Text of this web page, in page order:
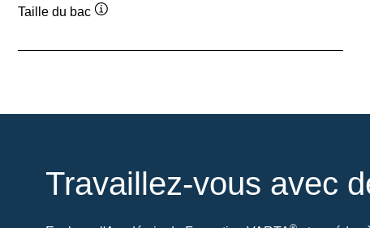
Taille du bac
Travaillez-vous avec